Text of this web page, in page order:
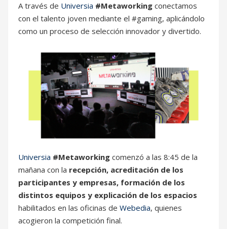
A través de Universia #Metaworking conectamos
con el talento joven mediante el #gaming, aplicándolo
como un proceso de selección innovador y divertido.
Universia #Metaworking comenzó a las 8:45 de la
mañana con la recepción, acreditación de los
participantes y empresas, formación de los
distintos equipos y explicación de los espacios
habilitados en las oficinas de Webedia, quienes
acogieron la competición final.